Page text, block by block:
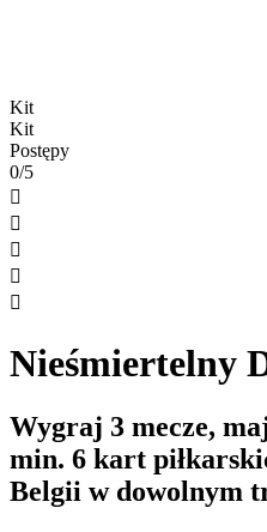
Kit
Kit
Postępy
0/5





Nieśmiertelny
Wygraj 3 mecze,
min. 6 kart
Belgii w dowolnym